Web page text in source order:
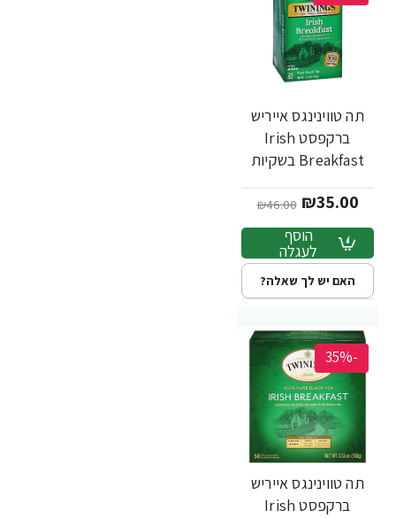
תה טווינינגס אייריש
ברקפסט Irish
Breakfast בשקיות
Twinings
₪35.00
₪46.00
הוסף
לעגלה
האם יש לך שאלה?
-35%
תה טווינינגס אייריש
ברקפסט Irish